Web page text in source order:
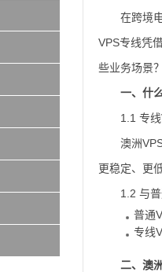
在跨境
VPS专线凭
些业务场景
一、什
1.1 专
澳洲
更稳定、更
1.2 与
普通
专线
二、澳